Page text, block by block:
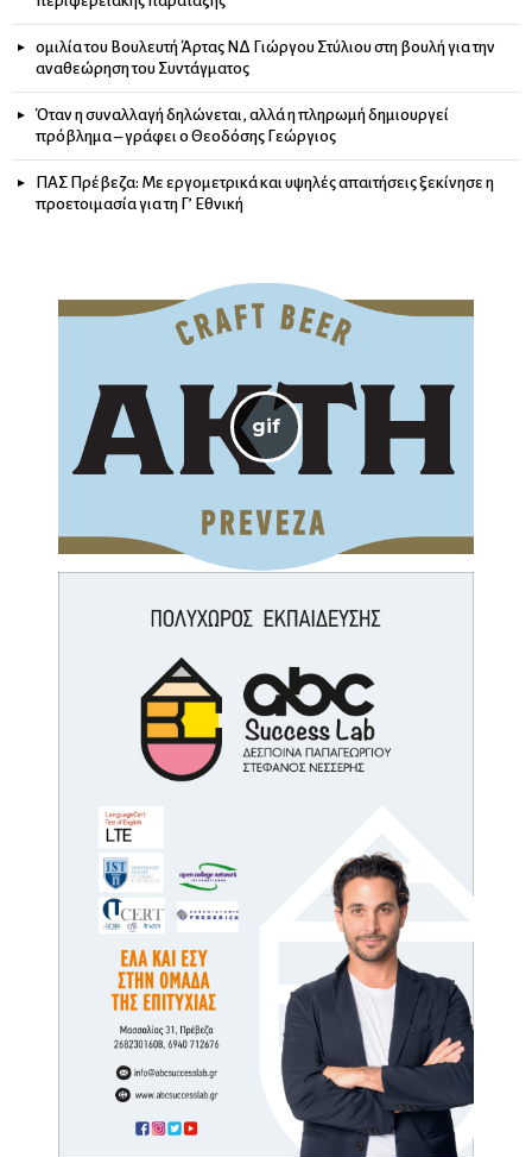
ομιλία του Βουλευτή Άρτας ΝΔ Γιώργου Στύλιου στη βουλή για την
αναθεώρηση του Συντάγματος
Όταν η συναλλαγή δηλώνεται, αλλά η πληρωμή δημιουργεί
πρόβλημα – γράφει ο Θεοδόσης Γεώργιος
ΠΑΣ Πρέβεζα: Με εργομετρικά και υψηλές απαιτήσεις ξεκίνησε η
προετοιμασία για τη Γ’ Εθνική